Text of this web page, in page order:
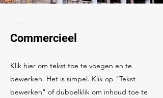
Commercieel
Klik hier om tekst toe te voegen en te
bewerken. Het is simpel. Klik op "Tekst
bewerken" of dubbelklik om inhoud toe te